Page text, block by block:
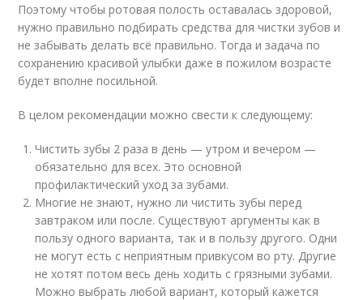
Поэтому чтобы ротовая полость оставалась здоровой,
нужно правильно подбирать средства для чистки зубов и
не забывать делать всё правильно. Тогда и задача по
сохранению красивой улыбки даже в пожилом возрасте
будет вполне посильной.
В целом рекомендации можно свести к следующему:
Чистить зубы 2 раза в день — утром и вечером —
обязательно для всех. Это основной
профилактический уход за зубами.
Многие не знают, нужно ли чистить зубы перед
завтраком или после. Существуют аргументы как в
пользу одного варианта, так и в пользу другого. Одни
не могут есть с неприятным привкусом во рту. Другие
не хотят потом весь день ходить с грязными зубами.
Можно выбрать любой вариант, который кажется